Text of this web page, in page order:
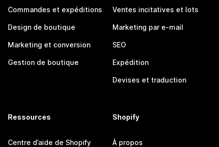
Commandes et expéditions
Design de boutique
Marketing et conversion
Gestion de boutique
Ventes incitatives et lots
Marketing par e-mail
SEO
Expédition
Devises et traduction
Ressources
Centre d’aide de Shopify
Shopify
À propos